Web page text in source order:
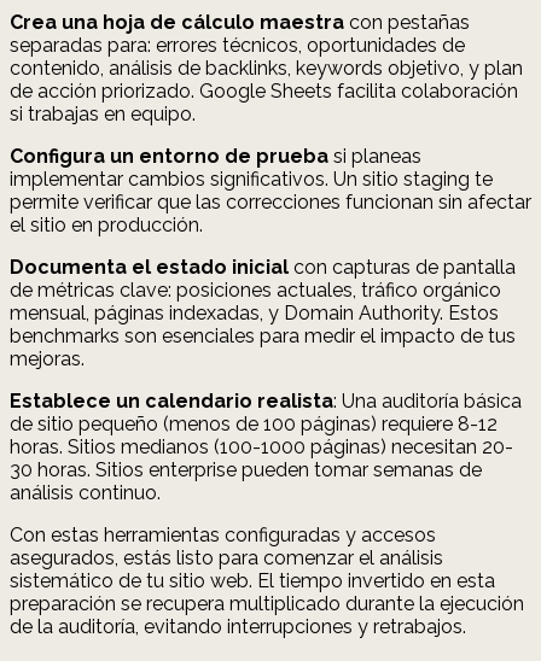
Crea una hoja de cálculo maestra con pestañas
separadas para: errores técnicos, oportunidades de
contenido, análisis de backlinks, keywords objetivo, y plan
de acción priorizado. Google Sheets facilita colaboración
si trabajas en equipo.
Configura un entorno de prueba si planeas
implementar cambios significativos. Un sitio staging te
permite verificar que las correcciones funcionan sin afectar
el sitio en producción.
Documenta el estado inicial con capturas de pantalla
de métricas clave: posiciones actuales, tráfico orgánico
mensual, páginas indexadas, y Domain Authority. Estos
benchmarks son esenciales para medir el impacto de tus
mejoras.
Establece un calendario realista: Una auditoría básica
de sitio pequeño (menos de 100 páginas) requiere 8-12
horas. Sitios medianos (100-1000 páginas) necesitan 20-
30 horas. Sitios enterprise pueden tomar semanas de
análisis continuo.
Con estas herramientas configuradas y accesos
asegurados, estás listo para comenzar el análisis
sistemático de tu sitio web. El tiempo invertido en esta
preparación se recupera multiplicado durante la ejecución
de la auditoría, evitando interrupciones y retrabajos.